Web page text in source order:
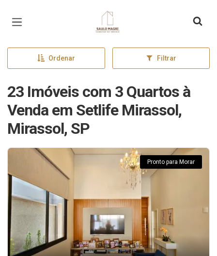
Página inicial
Ordenar Filtrar
23 Imóveis com 3 Quartos à
Venda em Setlife Mirassol,
Mirassol, SP
Pronto para Morar